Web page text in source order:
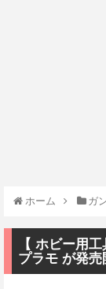
ホーム ガ
【 ホビー用
プラモ が発売